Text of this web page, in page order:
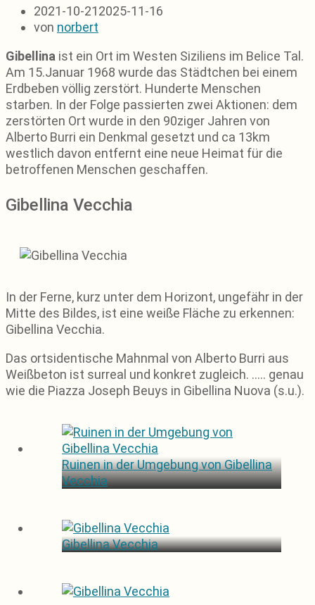
2021-10-212025-11-16
von norbert
Gibellina ist ein Ort im Westen Siziliens im Belice Tal.
Am 15.Januar 1968 wurde das Städtchen bei einem
Erdbeben völlig zerstört. Hunderte Menschen
starben. In der Folge passierten zwei Aktionen: dem
zerstörten Ort wurde in den 90ziger Jahren von
Alberto Burri ein Denkmal gesetzt und ca 13km
westlich davon entfernt eine neue Heimat für die
betroffenen Menschen geschaffen.
Gibellina Vecchia
In der Ferne, kurz unter dem Horizont, ungefähr in der
Mitte des Bildes, ist eine weiße Fläche zu erkennen:
Gibellina Vecchia.
Das ortsidentische Mahnmal von Alberto Burri aus
Weißbeton ist surreal und konkret zugleich. ….. genau
wie die Piazza Joseph Beuys in Gibellina Nuova (s.u.).
Ruinen in der Umgebung von Gibellina
Vecchia
Gibellina Vecchia